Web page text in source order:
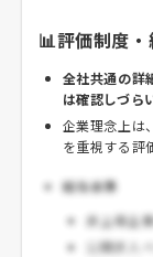
📊評価制度
全社共通の詳
は確認しづら
企業理念上は、
を重視する評
給与水準
非上場企
公開求人